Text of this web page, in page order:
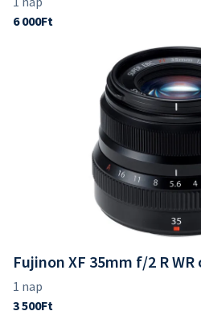
Fujinon XF 35mm f/2 R